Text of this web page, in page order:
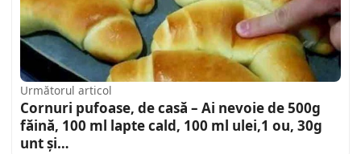
Următorul articol
Cornuri pufoase, de casă – Ai nevoie de 500g
făină, 100 ml lapte cald, 100 ml ulei,1 ou, 30g
unt și…